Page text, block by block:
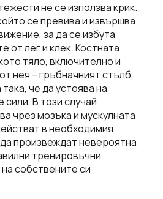
не се използва крик.
се превива и извършва
за да се избута
от лег и клек. Костната
тяло, включително и
нея – гръбначният стълб,
че да устоява на
В този случай
чрез мозъка и мускулната
в необходимия
произвеждат невероятна
тренировъчни
собствените си